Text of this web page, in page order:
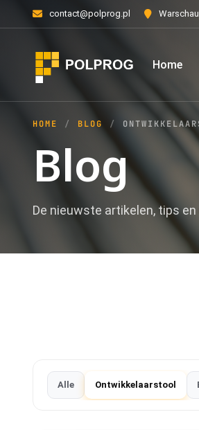
contact@polprog.pl
Home
Blog
De nieuwste artikelen, tips
HOME BLOG
Alle Ontwikkelaarstool